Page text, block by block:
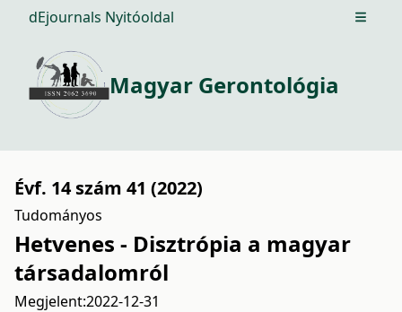
dEjournals Nyitóoldal Open
Magyar Gerontológia
Évf. 14 szám 41 (2022)
Tudományos
Hetvenes - Disztrópia a magyar
társadalomról
Megjelent:2022-12-31